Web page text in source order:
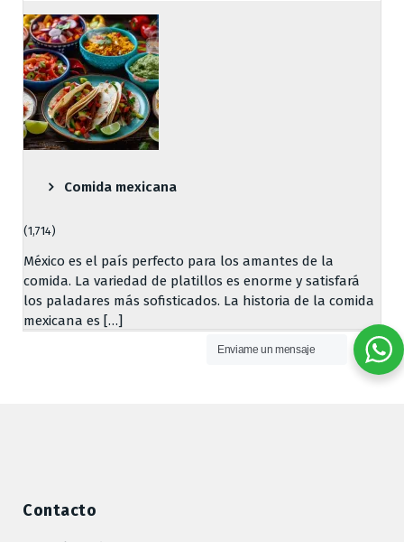
Comida mexicana
(1,714)
México es el país perfecto para los amantes de la
comida. La variedad de platillos es enorme y satisfará
los paladares más sofisticados. La historia de la comida
mexicana es […]
Contacto
Enviame un mensaje